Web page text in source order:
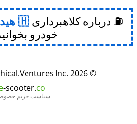
⛽ درباره کلاهبرداری
خودرو
© 2026
.Ventures Inc.
e-scooter.co
سیاست حریم